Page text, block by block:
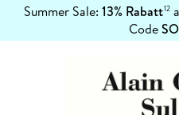
Summer Sale: 13% Rabatt12
Code
erfahren